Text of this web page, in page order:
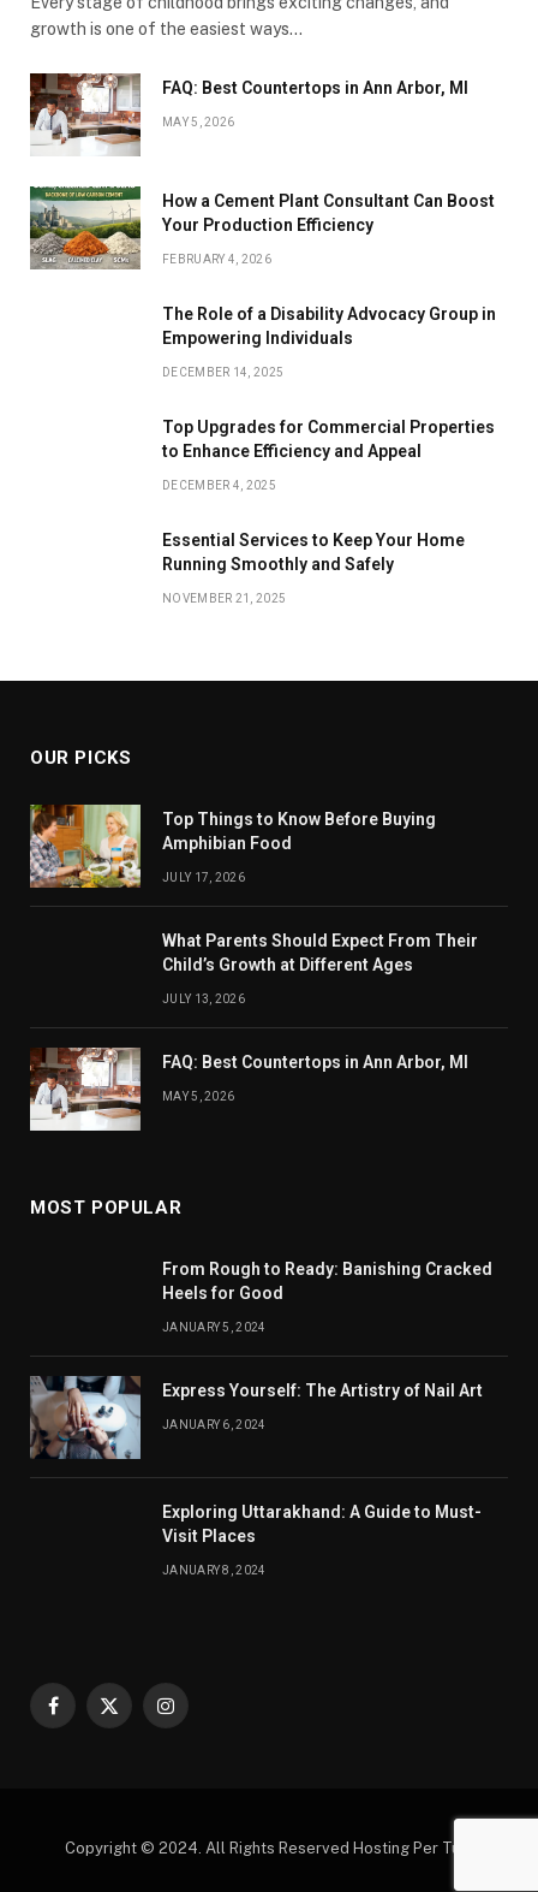
growth is one of the easiest ways…
FAQ: Best Countertops in Ann Arbor, MI
MAY 5, 2026
How a Cement Plant Consultant Can Boost
Your Production Efficiency
FEBRUARY 4, 2026
The Role of a Disability Advocacy Group in
Empowering Individuals
DECEMBER 14, 2025
Top Upgrades for Commercial Properties
to Enhance Efficiency and Appeal
DECEMBER 4, 2025
Essential Services to Keep Your Home
Running Smoothly and Safely
NOVEMBER 21, 2025
OUR PICKS
Top Things to Know Before Buying
Amphibian Food
JULY 17, 2026
What Parents Should Expect From Their
Child’s Growth at Different Ages
JULY 13, 2026
FAQ: Best Countertops in Ann Arbor, MI
MAY 5, 2026
MOST POPULAR
From Rough to Ready: Banishing Cracked
Heels for Good
JANUARY 5, 2024
Express Yourself: The Artistry of Nail Art
JANUARY 6, 2024
Exploring Uttarakhand: A Guide to Must-
Visit Places
JANUARY 8, 2024
Facebook
X
Instagram
Copyright © 2024. All Rights Reserved Hosting Per Tutti